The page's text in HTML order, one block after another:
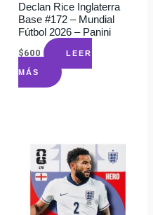
Declan Rice Inglaterra
Base #172 – Mundial
Fútbol 2026 – Panini
$600 LEER
MÁS